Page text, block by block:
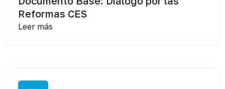
Reformas CES
Leer más